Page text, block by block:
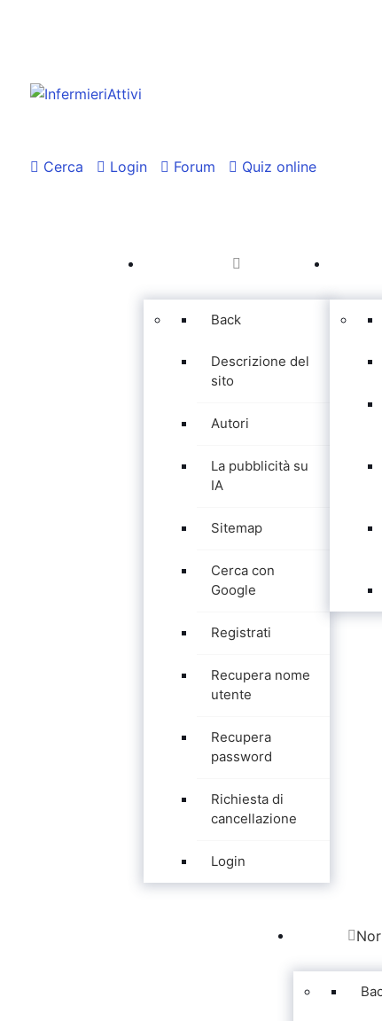
Cerca Login Forum Quiz online
Back
Descrizione del
sito
Autori
La pubblicità su
IA
Sitemap
Cerca con
Google
Registrati
Recupera nome
utente
Recupera
password
Richiesta di
cancellazione
Login